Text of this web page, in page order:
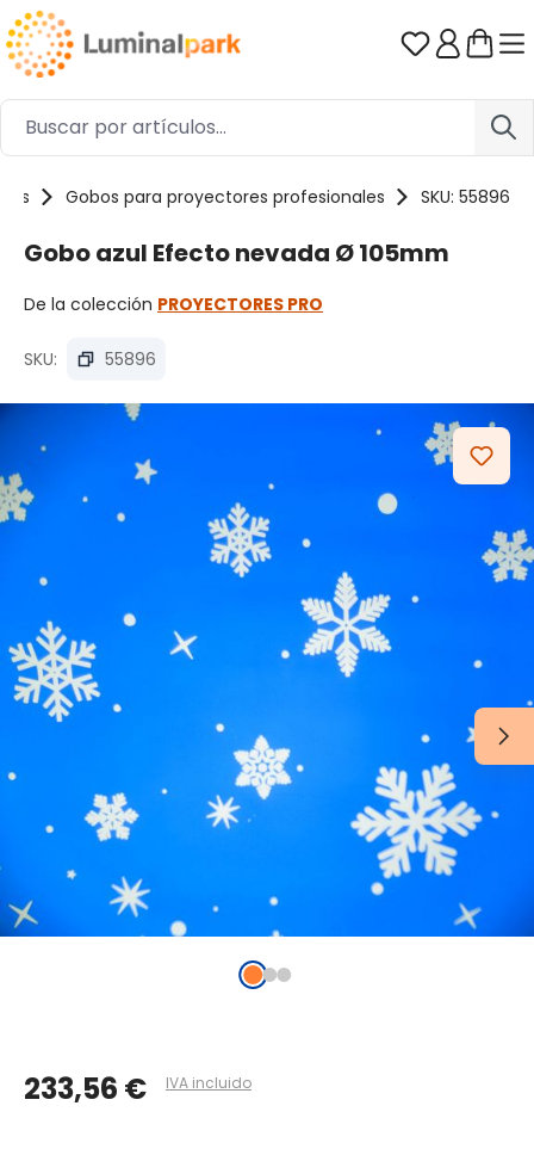
Saltar al contenido principal Tienes 0
Gobos para proyectores profesionales SKU: 55896
Gobo azul Efecto nevada Ø 105mm
De la colección PROYECTORES PRO
SKU: 55896
Omitir galería de imágenes
233,56 € IVA incluido